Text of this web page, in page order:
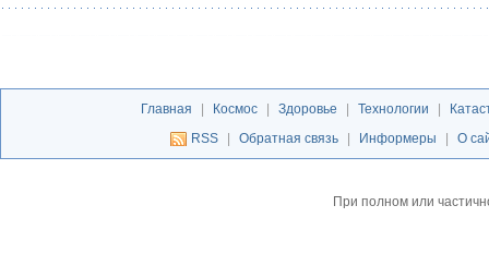
Главная Космос Здоровье Технологии
RSS
Обратная связь Информеры О
При полном или